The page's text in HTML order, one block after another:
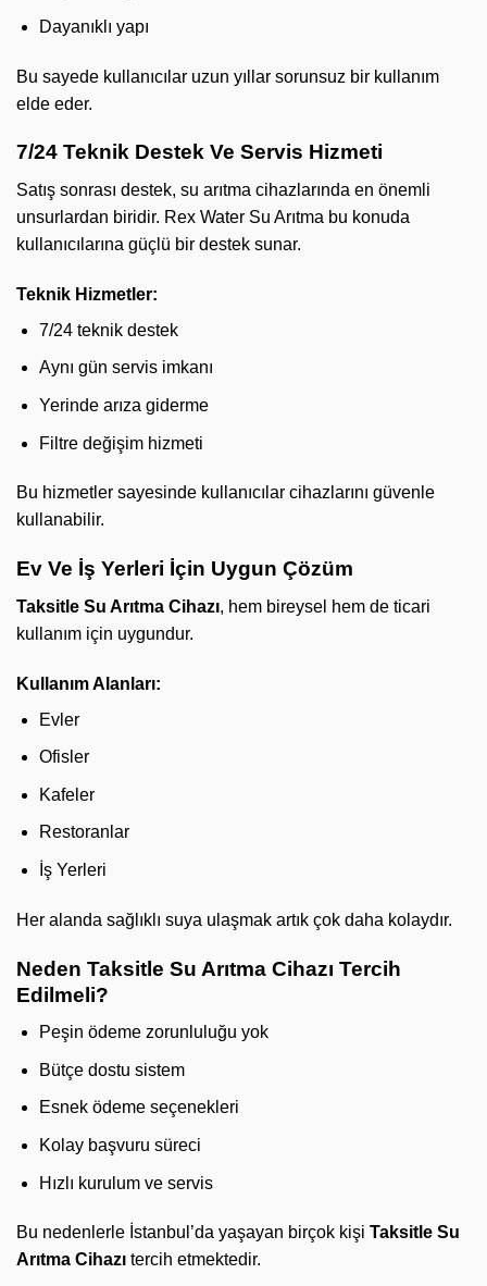
Dayanıklı yapı
Bu sayede kullanıcılar uzun yıllar sorunsuz bir kullanım
elde eder.
7/24 Teknik Destek Ve Servis Hizmeti
Satış sonrası destek, su arıtma cihazlarında en önemli
unsurlardan biridir. Rex Water Su Arıtma bu konuda
kullanıcılarına güçlü bir destek sunar.
Teknik Hizmetler:
7/24 teknik destek
Aynı gün servis imkanı
Yerinde arıza giderme
Filtre değişim hizmeti
Bu hizmetler sayesinde kullanıcılar cihazlarını güvenle
kullanabilir.
Ev Ve İş Yerleri İçin Uygun Çözüm
Taksitle Su Arıtma Cihazı, hem bireysel hem de ticari
kullanım için uygundur.
Kullanım Alanları:
Evler
Ofisler
Kafeler
Restoranlar
İş Yerleri
Her alanda sağlıklı suya ulaşmak artık çok daha kolaydır.
Neden Taksitle Su Arıtma Cihazı Tercih
Edilmeli?
Peşin ödeme zorunluluğu yok
Bütçe dostu sistem
Esnek ödeme seçenekleri
Kolay başvuru süreci
Hızlı kurulum ve servis
Bu nedenlerle İstanbul’da yaşayan birçok kişi Taksitle Su
Arıtma Cihazı tercih etmektedir.